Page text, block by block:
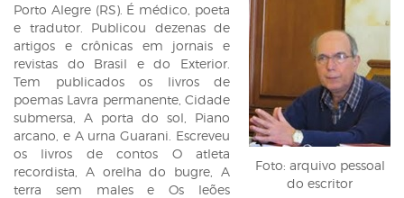
Foto: arquivo pessoal
do escritor
Porto Alegre (RS). É médico, poeta
e tradutor. Publicou dezenas de
artigos e crônicas em jornais e
revistas do Brasil e do Exterior.
Tem publicados os livros de
poemas Lavra permanente, Cidade
submersa, A porta do sol, Piano
arcano, e A urna Guarani. Escreveu
os livros de contos O atleta
recordista, A orelha do bugre, A
terra sem males e Os leões